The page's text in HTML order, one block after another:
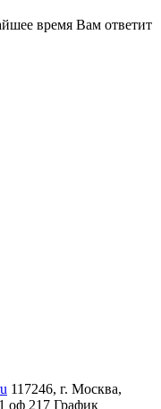
время Вам ответит
117246, г. Москва,
оф 217 График